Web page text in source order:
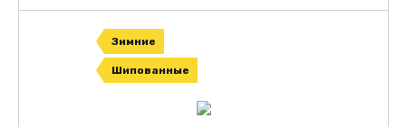
Зимние
Шипованные